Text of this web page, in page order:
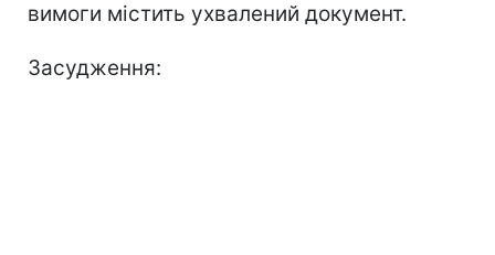
вимоги містить ухвалений документ.
Засудження: